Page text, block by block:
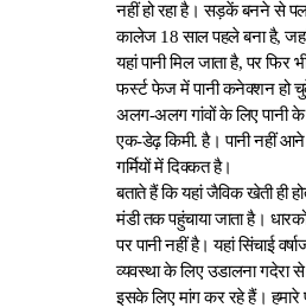
नहीं हो रहा है। सड़कें बनने से
कालेज 18 साल पहले बना है,
यहां पानी मिल जाता है, पर
फर्स्ट फेज में पानी कनेक्शन हो
अलग-अलग गांवों के लिए पानी
एक-डेढ़ किमी. है। पानी नहीं आने
गर्मियों में दिक्कत है।
बताते हैं कि यहां जैविक खेती ही
मंडी तक पहुंचाया जाता है।
पर पानी नहीं है। यहां सिंचाई
व्यवस्था के लिए उडालना गदेरा
इसके लिए मांग कर रहे हैं। हमारे